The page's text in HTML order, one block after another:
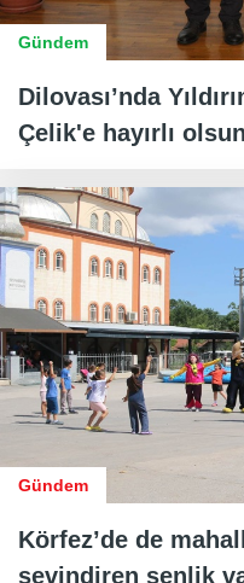
Gündem
Dilovası’nda
Çelik'e hayırlı
Gündem
Körfez’de de
sevindiren şenlik